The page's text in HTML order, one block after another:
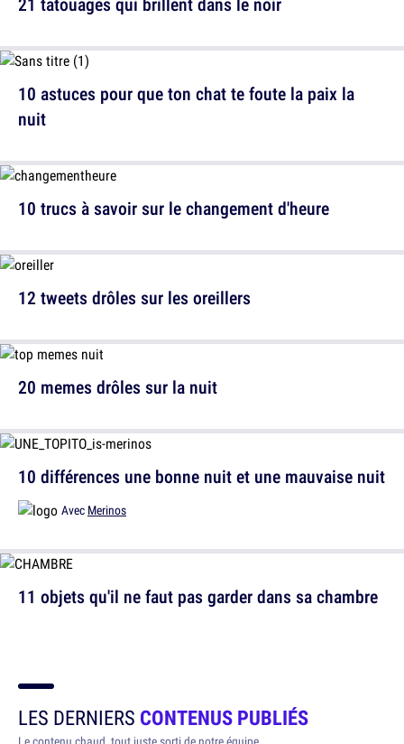
10 trucs à savoir sur le changement d'heure
20 memes drôles sur la nuit
11 objets qu'il ne faut pas garder dans sa chambre
10 astuces pour que ton chat te foute la paix la
nuit
12 tweets drôles sur les oreillers
10 différences une bonne nuit et une mauvaise nuit
Avec Merinos
LES DERNIERS CONTENUS PUBLIÉS